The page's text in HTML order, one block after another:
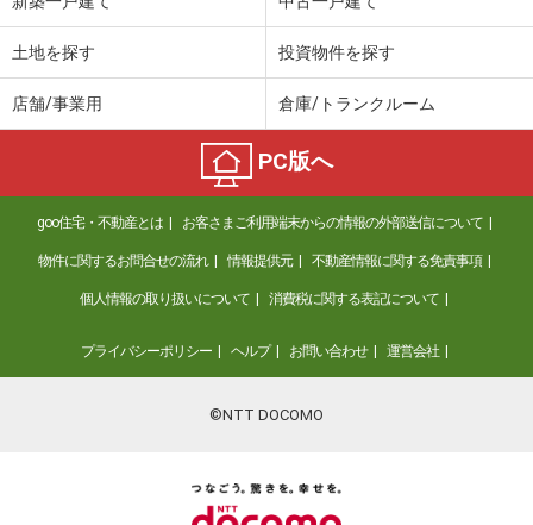
土地を探す 投資物件を探す
店舗/事業用 倉庫/トランクルーム
PC版へ
goo住宅・不動産とは お客さまご利用端末からの情報の外部送信について
物件に関するお問合せの流れ 情報提供元 不動産情報に関する免責事項
個人情報の取り扱いについて 消費税に関する表記について
プライバシーポリシー ヘルプ お問い合わせ 運営会社
©NTT DOCOMO